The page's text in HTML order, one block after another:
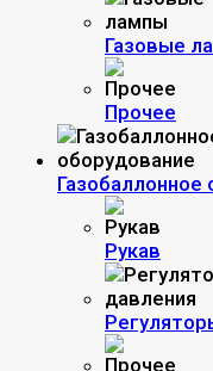
Газовые
Прочее
Газобаллонное
Рукав